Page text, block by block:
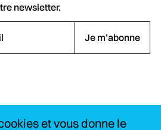
newsletter.
Je m’abonne
et vous donne le